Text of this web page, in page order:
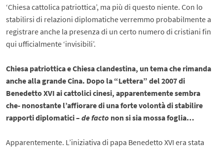
‘Chiesa cattolica patriottica’, ma più di questo niente. Con lo
stabilirsi di relazioni diplomatiche verremmo probabilmente a
registrare anche la presenza di un certo numero di cristiani fin
qui ufficialmente ‘invisibili’.
Chiesa patriottica e Chiesa clandestina, un tema che rimanda
anche alla grande Cina. Dopo la “Lettera” del 2007 di
Benedetto XVI ai cattolici cinesi, apparentemente sembra
che- nonostante l’affiorare di una forte volontà di stabilire
rapporti diplomatici –de facto non si sia mossa foglia…
Apparentemente. L’iniziativa di papa Benedetto XVI era stata